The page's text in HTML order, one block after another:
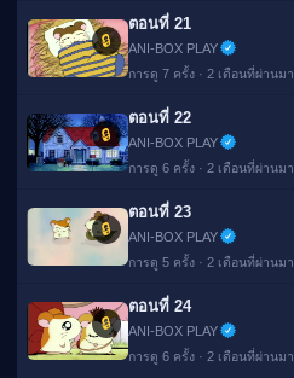
🔒
ตอนที่ 21
ANI-BOX PLAY
การดู 7 ครั้ง · 2 เดือนที่ผ่านมา
🔒
ตอนที่ 22
ANI-BOX PLAY
การดู 6 ครั้ง · 2 เดือนที่ผ่านมา
🔒
ตอนที่ 23
ANI-BOX PLAY
การดู 5 ครั้ง · 2 เดือนที่ผ่านมา
🔒
ตอนที่ 24
ANI-BOX PLAY
การดู 6 ครั้ง · 2 เดือนที่ผ่านมา